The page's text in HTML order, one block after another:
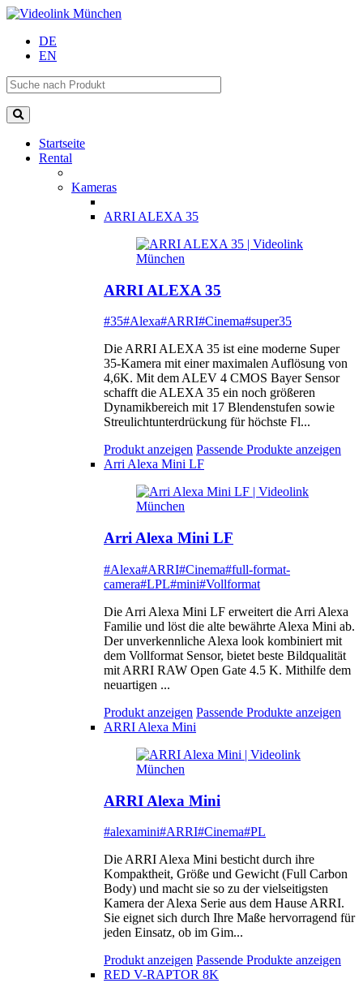
DE
EN
Startseite
Rental
Kameras
ARRI ALEXA 35
ARRI ALEXA 35
#35#Alexa#ARRI#Cinema#super35
Die ARRI ALEXA 35 ist eine moderne Super
35-Kamera mit einer maximalen Auflösung von
4,6K. Mit dem ALEV 4 CMOS Bayer Sensor
schafft die ALEXA 35 ein noch größeren
Dynamikbereich mit 17 Blendenstufen sowie
Streulichtunterdrückung für höchste Fl...
Produkt anzeigen Passende Produkte anzeigen
Arri Alexa Mini LF
Arri Alexa Mini LF
#Alexa#ARRI#Cinema#full-format-
camera#LPL#mini#Vollformat
Die Arri Alexa Mini LF erweitert die Arri Alexa
Familie und löst die alte bewährte Alexa Mini ab.
Der unverkennliche Alexa look kombiniert mit
dem Vollformat Sensor, bietet beste Bildqualität
mit ARRI RAW Open Gate 4.5 K. Mithilfe dem
neuartigen ...
Produkt anzeigen Passende Produkte anzeigen
ARRI Alexa Mini
ARRI Alexa Mini
#alexamini#ARRI#Cinema#PL
Die ARRI Alexa Mini besticht durch ihre
Kompaktheit, Größe und Gewicht (Full Carbon
Body) und macht sie so zu der vielseitigsten
Kamera der Alexa Serie aus dem Hause ARRI.
Sie eignet sich durch Ihre Maße hervorragend für
jeden Einsatz, ob im Gim...
Produkt anzeigen Passende Produkte anzeigen
RED V-RAPTOR 8K